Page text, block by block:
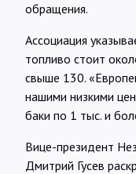
обращения.
Ассоциация
топливо стоит
свыше 130.
нашими низкими
баки по 1 тыс. и
Вице-президент
Дмитрий Гусев